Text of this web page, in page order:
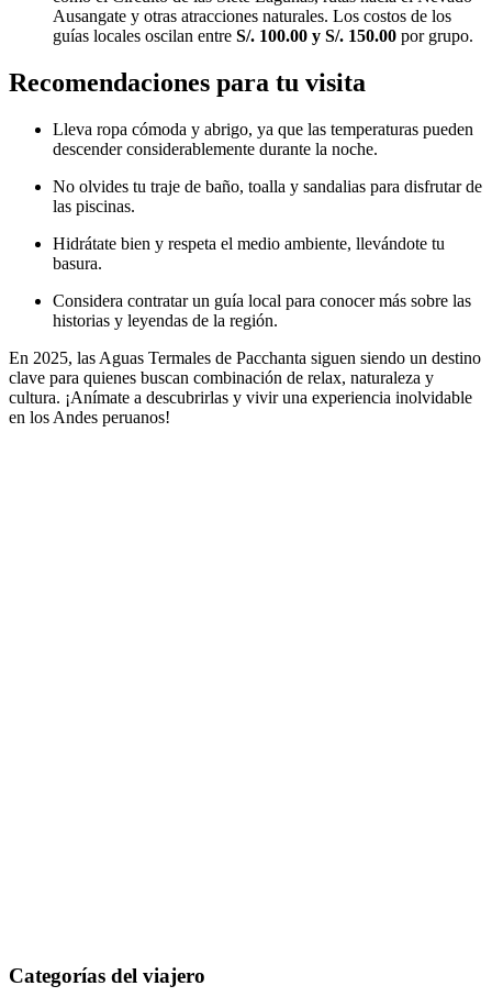
Ausangate y otras atracciones naturales. Los costos de los
guías locales oscilan entre S/. 100.00 y S/. 150.00 por grupo.
Recomendaciones para tu visita
Lleva ropa cómoda y abrigo, ya que las temperaturas pueden
descender considerablemente durante la noche.
No olvides tu traje de baño, toalla y sandalias para disfrutar de
las piscinas.
Hidrátate bien y respeta el medio ambiente, llevándote tu
basura.
Considera contratar un guía local para conocer más sobre las
historias y leyendas de la región.
En 2025, las Aguas Termales de Pacchanta siguen siendo un destino
clave para quienes buscan combinación de relax, naturaleza y
cultura. ¡Anímate a descubrirlas y vivir una experiencia inolvidable
en los Andes peruanos!
Categorías del viajero